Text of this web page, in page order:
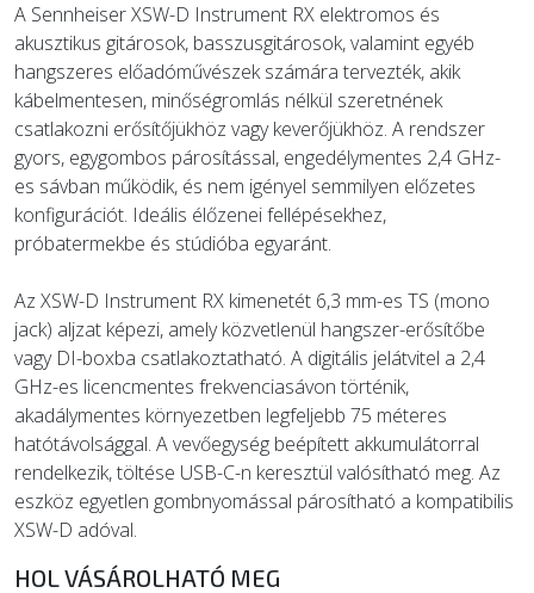
A Sennheiser XSW-D Instrument RX elektromos és
akusztikus gitárosok, basszusgitárosok, valamint egyéb
hangszeres előadóművészek számára tervezték, akik
kábelmentesen, minőségromlás nélkül szeretnének
csatlakozni erősítőjükhöz vagy keverőjükhöz. A rendszer
gyors, egygombos párosítással, engedélymentes 2,4 GHz-
es sávban működik, és nem igényel semmilyen előzetes
konfigurációt. Ideális élőzenei fellépésekhez,
próbatermekbe és stúdióba egyaránt.
Az XSW-D Instrument RX kimenetét 6,3 mm-es TS (mono
jack) aljzat képezi, amely közvetlenül hangszer-erősítőbe
vagy DI-boxba csatlakoztatható. A digitális jelátvitel a 2,4
GHz-es licencmentes frekvenciasávon történik,
akadálymentes környezetben legfeljebb 75 méteres
hatótávolsággal. A vevőegység beépített akkumulátorral
rendelkezik, töltése USB-C-n keresztül valósítható meg. Az
eszköz egyetlen gombnyomással párosítható a kompatibilis
XSW-D adóval.
HOL VÁSÁROLHATÓ MEG